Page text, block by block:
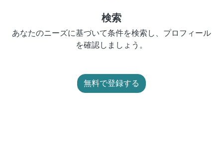
検索
あなたのニーズに基づいて条件を検索し、プロフィール
を確認しましょう。
無料で登録する